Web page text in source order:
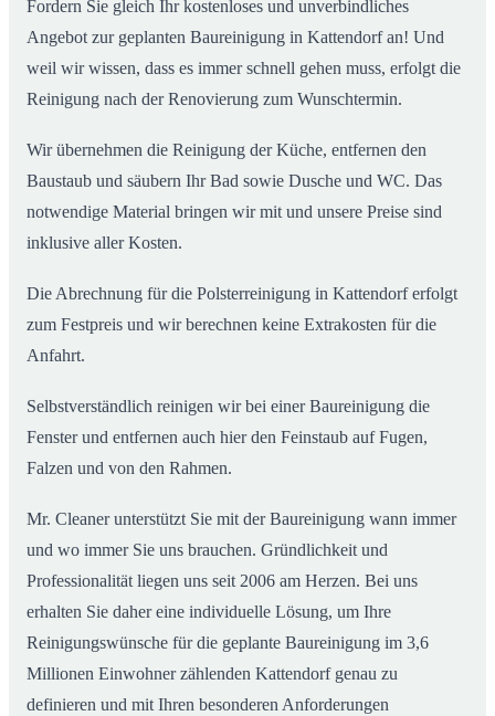
Fordern Sie gleich Ihr kostenloses und unverbindliches
Angebot zur geplanten Baureinigung in Kattendorf an! Und
weil wir wissen, dass es immer schnell gehen muss, erfolgt die
Reinigung nach der Renovierung zum Wunschtermin.
Wir übernehmen die Reinigung der Küche, entfernen den
Baustaub und säubern Ihr Bad sowie Dusche und WC. Das
notwendige Material bringen wir mit und unsere Preise sind
inklusive aller Kosten.
Die Abrechnung für die Polsterreinigung in Kattendorf erfolgt
zum Festpreis und wir berechnen keine Extrakosten für die
Anfahrt.
Selbstverständlich reinigen wir bei einer Baureinigung die
Fenster und entfernen auch hier den Feinstaub auf Fugen,
Falzen und von den Rahmen.
Mr. Cleaner unterstützt Sie mit der Baureinigung wann immer
und wo immer Sie uns brauchen. Gründlichkeit und
Professionalität liegen uns seit 2006 am Herzen. Bei uns
erhalten Sie daher eine individuelle Lösung, um Ihre
Reinigungswünsche für die geplante Baureinigung im 3,6
Millionen Einwohner zählenden Kattendorf genau zu
definieren und mit Ihren besonderen Anforderungen